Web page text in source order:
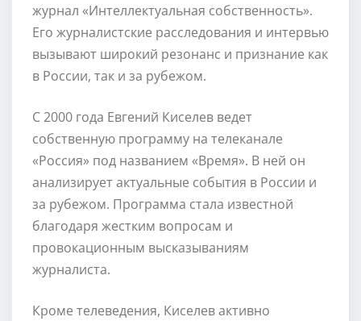
журнал «Интеллектуальная собственность».
Его журналистские расследования и интервью
вызывают широкий резонанс и признание как
в России, так и за рубежом.
С 2000 года Евгений Киселев ведет
собственную программу на телеканале
«Россия» под названием «Время». В ней он
анализирует актуальные события в России и
за рубежом. Программа стала известной
благодаря жестким вопросам и
провокационным высказываниям
журналиста.
Кроме телеведения, Киселев активно